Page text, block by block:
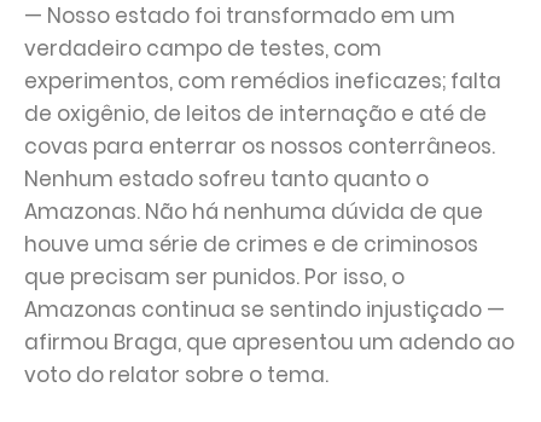
— Nosso estado foi transformado em um
verdadeiro campo de testes, com
experimentos, com remédios ineficazes; falta
de oxigênio, de leitos de internação e até de
covas para enterrar os nossos conterrâneos.
Nenhum estado sofreu tanto quanto o
Amazonas. Não há nenhuma dúvida de que
houve uma série de crimes e de criminosos
que precisam ser punidos. Por isso, o
Amazonas continua se sentindo injustiçado —
afirmou Braga, que apresentou um adendo ao
voto do relator sobre o tema.